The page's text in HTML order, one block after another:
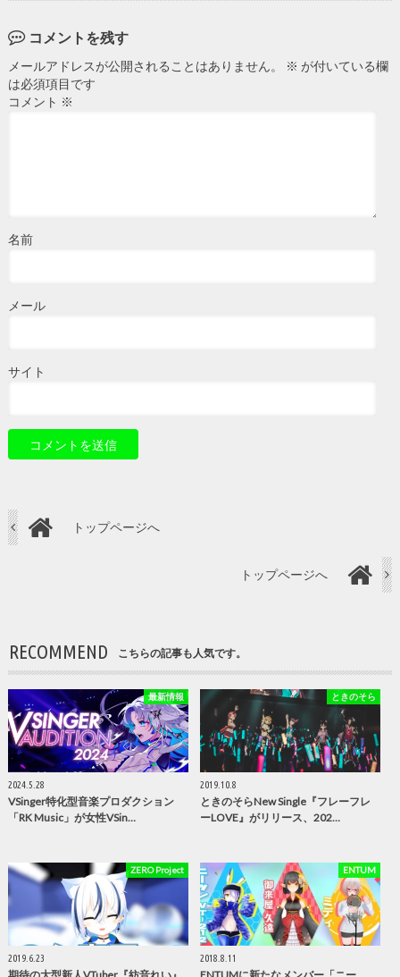
コメントを残す
メールアドレスが公開されることはありません。 ※ が付いている欄
は必須項目です
コメント ※
名前
メール
サイト
トップページへ
トップページへ
RECOMMEND こちらの記事も人気です。
最新情報
2024.5.28
VSinger特化型音楽プロダクション
「RK Music」が女性VSin…
ときのそら
2019.10.8
ときのそらNew Single『フレーフレ
ーLOVE』がリリース、202…
ZERO Project
2019.6.23
ENTUM
2018.8.11